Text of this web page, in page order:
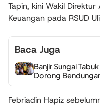
Tapin, kini Wakil
Keuangan pada RSUD
Baca Juga
Banjir Sungai
Dorong
Febriadin Hapiz